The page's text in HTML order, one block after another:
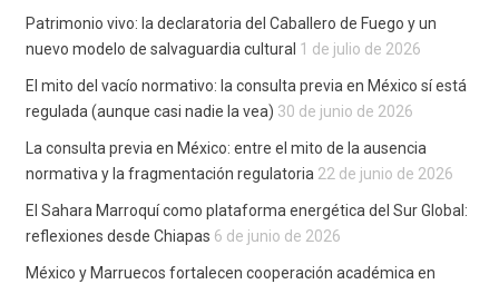
Patrimonio vivo: la declaratoria del Caballero de Fuego y un
nuevo modelo de salvaguardia cultural 1 de julio de 2026
El mito del vacío normativo: la consulta previa en México sí está
regulada (aunque casi nadie la vea) 30 de junio de 2026
La consulta previa en México: entre el mito de la ausencia
normativa y la fragmentación regulatoria 22 de junio de 2026
El Sahara Marroquí como plataforma energética del Sur Global:
reflexiones desde Chiapas 6 de junio de 2026
México y Marruecos fortalecen cooperación académica en